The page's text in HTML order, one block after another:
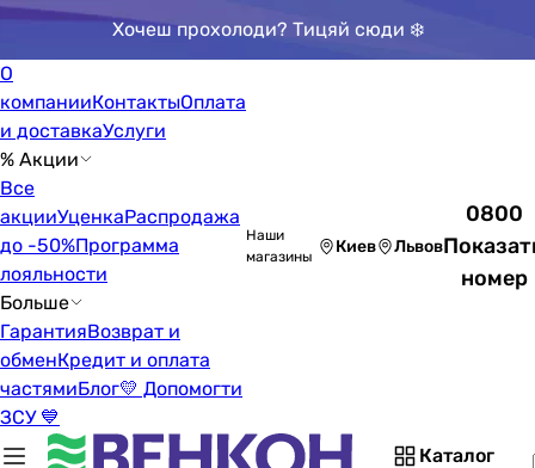
Хочеш прохолоди? Тицяй сюди ❄️
О
компанииКонтактыОплата
и доставкаУслуги
% Акции
Все
акцииУценкаРаспродажа
до -50%Программа
лояльности
Больше
ГарантияВозврат и
обменКредит и оплата
частямиБлог💛 Допомогти
ЗСУ 💙
Наши
магазины
Киев Львов
0800
номер
Каталог